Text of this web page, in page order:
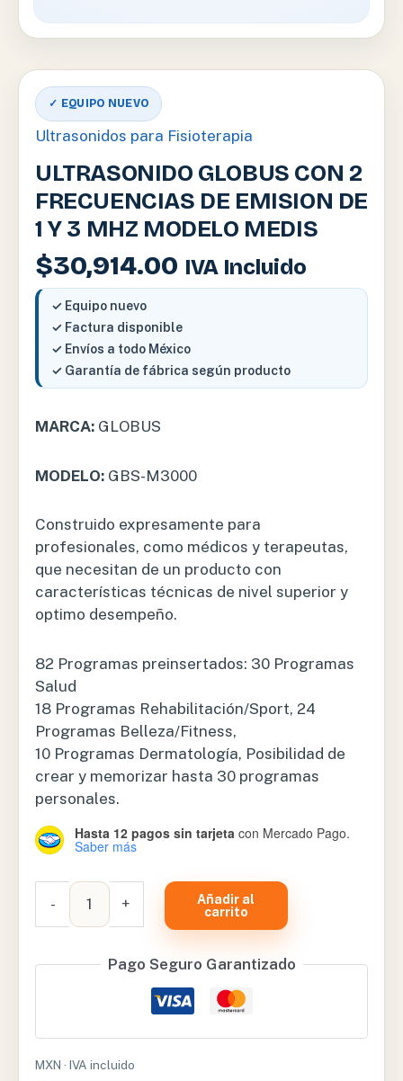
✓ EQUIPO NUEVO
Ultrasonidos para Fisioterapia
ULTRASONIDO GLOBUS CON 2
FRECUENCIAS DE EMISION DE
1 Y 3 MHZ MODELO MEDIS
$30,914.00 IVA Incluido
✓ Equipo nuevo
✓ Factura disponible
✓ Envíos a todo México
✓ Garantía de fábrica según producto
MARCA: GLOBUS
MODELO: GBS-M3000
Construido expresamente para
profesionales, como médicos y terapeutas,
que necesitan de un producto con
características técnicas de nivel superior y
optimo desempeño.
82 Programas preinsertados: 30 Programas
Salud
18 Programas Rehabilitación/Sport, 24
Programas Belleza/Fitness,
10 Programas Dermatología, Posibilidad de
crear y memorizar hasta 30 programas
personales.
Hasta 12 pagos sin tarjeta con Mercado Pago.
Saber más
-
ULTRASONIDO
GLOBUS
1
+
Añadir al
carrito
Pago Seguro Garantizado
MXN · IVA incluido